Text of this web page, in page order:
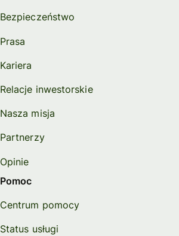
Bezpieczeństwo
Prasa
Kariera
Relacje inwestorskie
Nasza misja
Partnerzy
Opinie
Pomoc
Centrum pomocy
Status usługi